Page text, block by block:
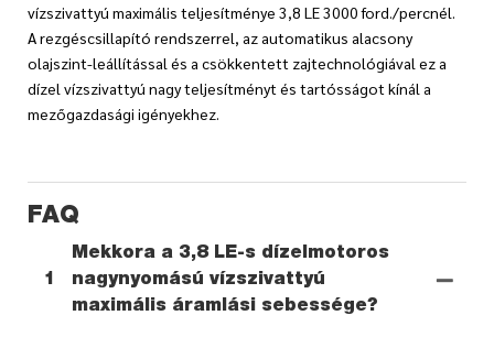
vízszivattyú maximális teljesítménye 3,8 LE 3000 ford./percnél.
A rezgéscsillapító rendszerrel, az automatikus alacsony
olajszint-leállítással és a csökkentett zajtechnológiával ez a
dízel vízszivattyú nagy teljesítményt és tartósságot kínál a
mezőgazdasági igényekhez.
FAQ
1
Mekkora a 3,8 LE-s dízelmotoros
nagynyomású vízszivattyú
maximális áramlási sebessége?